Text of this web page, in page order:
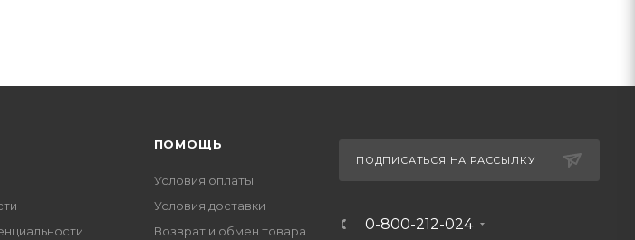
ПОМОЩЬ
Условия оплаты
Условия доставки
Возврат и обмен товара
ПОДПИСАТЬСЯ НА РАССЫЛКУ
0-800-212-024